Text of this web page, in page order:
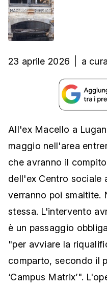
23 aprile 2026 a cura
All'ex Macello a
maggio nell'area
che avranno il
dell'ex Centro sociale
verranno poi smaltite.
stessa. L'intervento
è un passaggio
"per avviare la
comparto, secondo il
‘Campus Matrix’".